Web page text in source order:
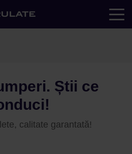
Știi ce
calitate garantată!